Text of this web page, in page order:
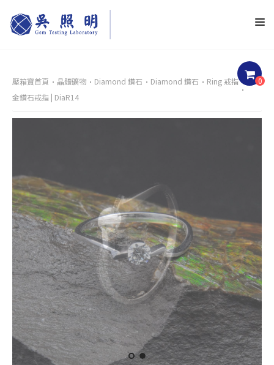
0
壓箱寶首頁 晶體礦物 Diamond 鑽石 Diamond 鑽石 Ring 戒指
白K
金鑽石戒指 | DiaR14